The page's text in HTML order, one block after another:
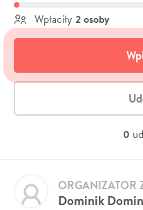
Wpłaciły 2 osoby
0
Dominik
ORGANIZATOR